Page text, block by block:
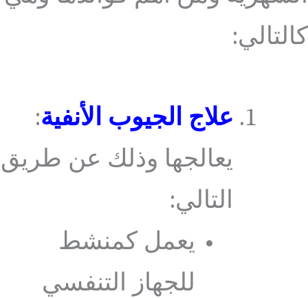
كالتالي:
علاج الجيوب الأنفية:
يعالجها وذلك عن طريق
التالي:
يعمل كمنشط
للجهاز التنفسي